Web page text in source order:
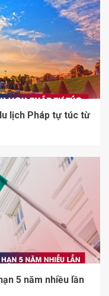
lịch Pháp tự túc từ
5 năm nhiều lần